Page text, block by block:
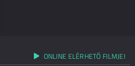
ONLINE ELÉRHETŐ FILMJEI